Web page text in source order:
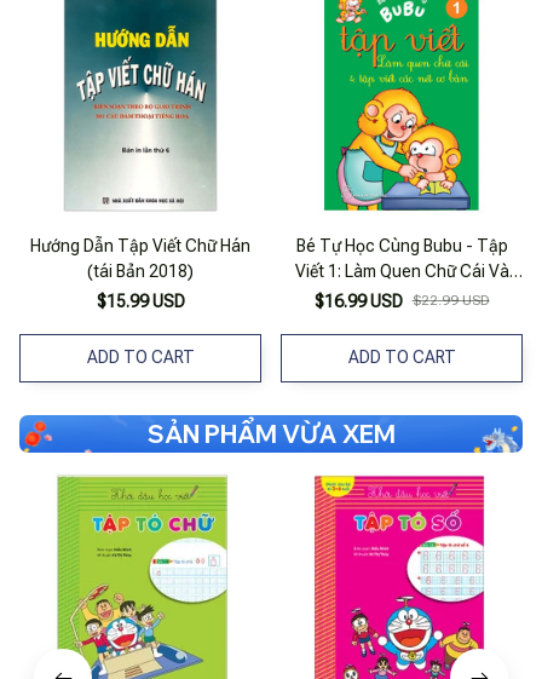
Hướng Dẫn Tập Viết Chữ Hán
(tái Bản 2018)
$15.99 USD
ADD TO CART
Bé Tự Học Cùng Bubu - Tập
Viết 1: Làm Quen Chữ Cái Và
Tập Viết Các Nét Cơ Bản (Tái
$16.99 USD $22.99 USD
ADD TO CART
SẢN PHẨM VỪA XEM